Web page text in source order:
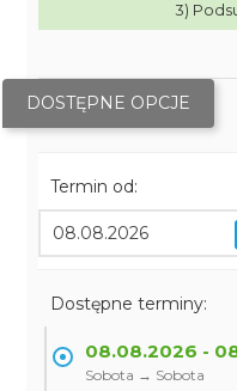
3)
DOSTĘPNE OPCJE
Termin od:
Dostępne terminy:
08.08.2026 -
Sobota → Sobota